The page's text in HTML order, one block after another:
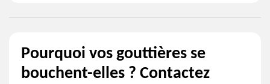
Pourquoi vos gouttières se
bouchent-elles ? Contactez